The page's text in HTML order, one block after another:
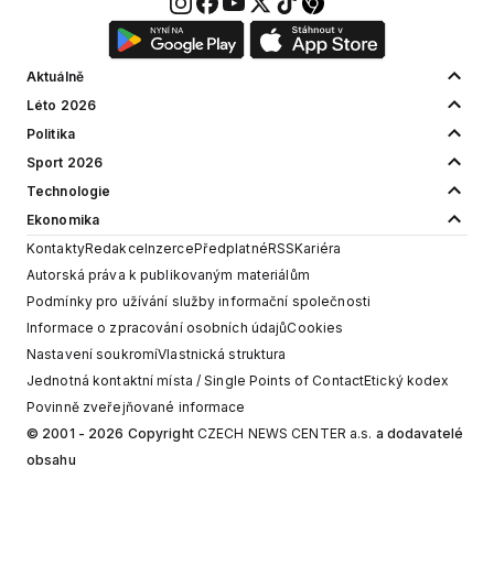
Aktuálně
Léto 2026
Politika
Sport 2026
Technologie
Ekonomika
KontaktyRedakceInzercePředplatnéRSSKariéra
Autorská práva k publikovaným materiálům
Podmínky pro užívání služby informační společnosti
Informace o zpracování osobních údajůCookies
Nastavení soukromíVlastnická struktura
Jednotná kontaktní místa / Single Points of ContactEtický kodex
Povinně zveřejňované informace
© 2001 - 2026 Copyright CZECH NEWS CENTER a.s. a dodavatelé
obsahu